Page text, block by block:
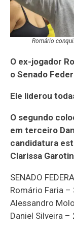
Romário
O ex-jogador
o Senado
Ele liderou
O segundo
em terceiro
candidatura
Clarissa
SENADO
Romário Faria
Alessandro
Daniel Silveira